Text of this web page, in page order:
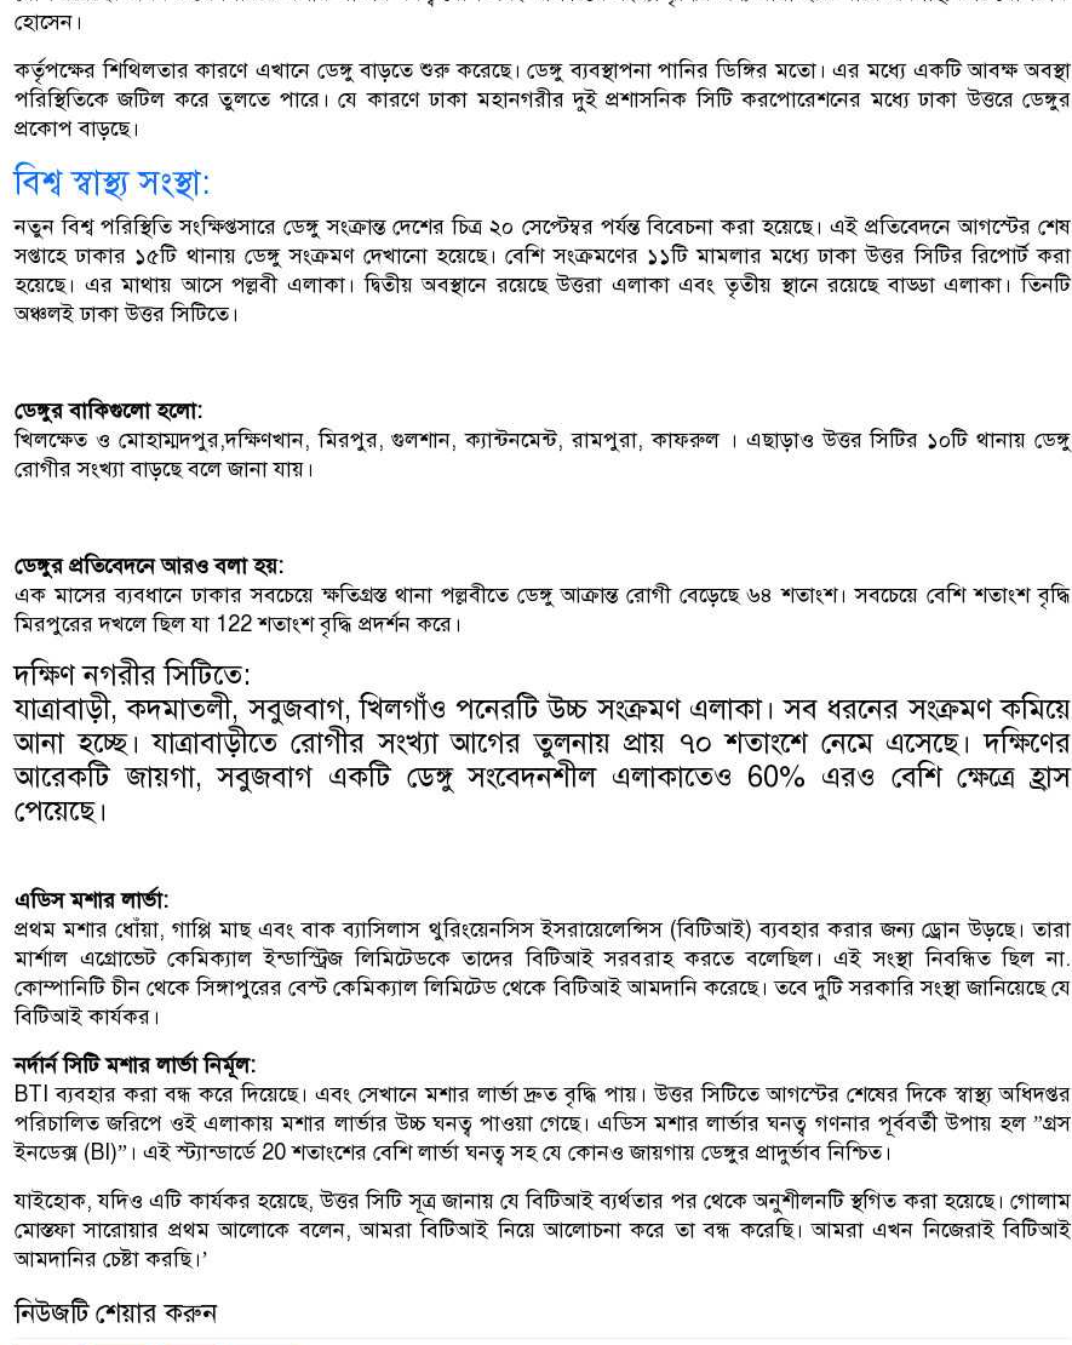
হোসেন।
কর্তৃপক্ষের শিথিলতার কারণে এখানে ডেঙ্গু বাড়তে শুরু করেছে। ডেঙ্গু ব্যবস্থাপনা পানির ডিঙ্গির মতো। এর মধ্যে একটি আবক্ষ অবস্থা
পরিস্থিতিকে জটিল করে তুলতে পারে। যে কারণে ঢাকা মহানগরীর দুই প্রশাসনিক সিটি করপোরেশনের মধ্যে ঢাকা উত্তরে ডেঙ্গুর
প্রকোপ বাড়ছে।
বিশ্ব স্বাস্থ্য সংস্থা:
নতুন বিশ্ব পরিস্থিতি সংক্ষিপ্তসারে ডেঙ্গু সংক্রান্ত দেশের চিত্র ২০ সেপ্টেম্বর পর্যন্ত বিবেচনা করা হয়েছে। এই প্রতিবেদনে আগস্টের শেষ
সপ্তাহে ঢাকার ১৫টি থানায় ডেঙ্গু সংক্রমণ দেখানো হয়েছে। বেশি সংক্রমণের ১১টি মামলার মধ্যে ঢাকা উত্তর সিটির রিপোর্ট করা
হয়েছে। এর মাথায় আসে পল্লবী এলাকা। দ্বিতীয় অবস্থানে রয়েছে উত্তরা এলাকা এবং তৃতীয় স্থানে রয়েছে বাড্ডা এলাকা। তিনটি
অঞ্চলই ঢাকা উত্তর সিটিতে।
ডেঙ্গুর বাকিগুলো হলো:
খিলক্ষেত ও মোহাম্মদপুর,দক্ষিণখান, মিরপুর, গুলশান, ক্যান্টনমেন্ট, রামপুরা, কাফরুল । এছাড়াও উত্তর সিটির ১০টি থানায় ডেঙ্গু
রোগীর সংখ্যা বাড়ছে বলে জানা যায়।
ডেঙ্গুর প্রতিবেদনে আরও বলা হয়:
এক মাসের ব্যবধানে ঢাকার সবচেয়ে ক্ষতিগ্রস্ত থানা পল্লবীতে ডেঙ্গু আক্রান্ত রোগী বেড়েছে ৬৪ শতাংশ। সবচেয়ে বেশি শতাংশ বৃদ্ধি
মিরপুরের দখলে ছিল যা 122 শতাংশ বৃদ্ধি প্রদর্শন করে।
দক্ষিণ নগরীর সিটিতে:
যাত্রাবাড়ী, কদমাতলী, সবুজবাগ, খিলগাঁও পনেরটি উচ্চ সংক্রমণ এলাকা। সব ধরনের সংক্রমণ কমিয়ে
আনা হচ্ছে। যাত্রাবাড়ীতে রোগীর সংখ্যা আগের তুলনায় প্রায় ৭০ শতাংশে নেমে এসেছে। দক্ষিণের
আরেকটি জায়গা, সবুজবাগ একটি ডেঙ্গু সংবেদনশীল এলাকাতেও 60% এরও বেশি ক্ষেত্রে হ্রাস
পেয়েছে।
এডিস মশার লার্ভা:
প্রথম মশার ধোঁয়া, গাপ্পি মাছ এবং বাক ব্যাসিলাস থুরিংয়েনসিস ইসরায়েলেন্সিস (বিটিআই) ব্যবহার করার জন্য ড্রোন উড়ছে। তারা
মার্শাল এগ্রোভেট কেমিক্যাল ইন্ডাস্ট্রিজ লিমিটেডকে তাদের বিটিআই সরবরাহ করতে বলেছিল। এই সংস্থা নিবন্ধিত ছিল না.
কোম্পানিটি চীন থেকে সিঙ্গাপুরের বেস্ট কেমিক্যাল লিমিটেড থেকে বিটিআই আমদানি করেছে। তবে দুটি সরকারি সংস্থা জানিয়েছে যে
বিটিআই কার্যকর।
নর্দার্ন সিটি মশার লার্ভা নির্মূল:
BTI ব্যবহার করা বন্ধ করে দিয়েছে। এবং সেখানে মশার লার্ভা দ্রুত বৃদ্ধি পায়। উত্তর সিটিতে আগস্টের শেষের দিকে স্বাস্থ্য অধিদপ্তর
পরিচালিত জরিপে ওই এলাকায় মশার লার্ভার উচ্চ ঘনত্ব পাওয়া গেছে। এডিস মশার লার্ভার ঘনত্ব গণনার পূর্ববর্তী উপায় হল ”গ্রস
ইনডেক্স (BI)”। এই স্ট্যান্ডার্ডে 20 শতাংশের বেশি লার্ভা ঘনত্ব সহ যে কোনও জায়গায় ডেঙ্গুর প্রাদুর্ভাব নিশ্চিত।
যাইহোক, যদিও এটি কার্যকর হয়েছে, উত্তর সিটি সূত্র জানায় যে বিটিআই ব্যর্থতার পর থেকে অনুশীলনটি স্থগিত করা হয়েছে। গোলাম
মোস্তফা সারোয়ার প্রথম আলোকে বলেন, আমরা বিটিআই নিয়ে আলোচনা করে তা বন্ধ করেছি। আমরা এখন নিজেরাই বিটিআই
আমদানির চেষ্টা করছি।’
নিউজটি শেয়ার করুন